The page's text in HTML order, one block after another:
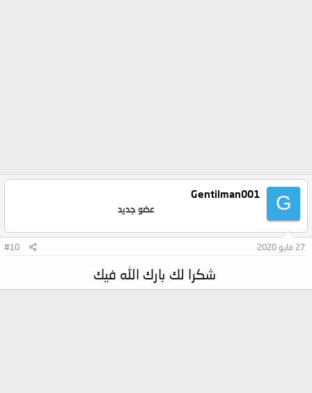
G
Gentilman001
عضو جديد
27 مايو 2020 #10
شكرا لك بارك الله فيك